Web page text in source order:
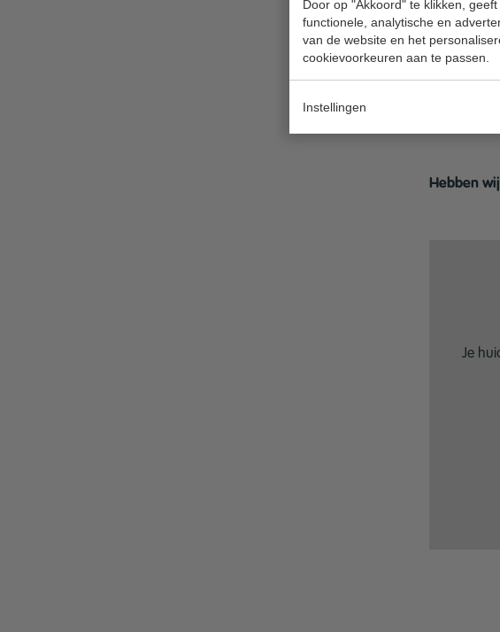
Door op "Akkoord" te klikken,
functionele, analytische en
van de website en het
cookievoorkeuren aan te passen.
Instellingen
Je
Het
Hebben
Je